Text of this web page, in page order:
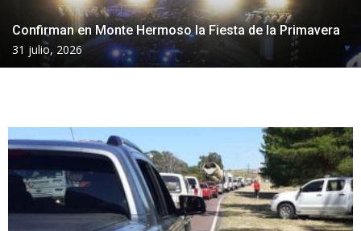
Confirman en Monte Hermoso la Fiesta de la Primavera
31 julio, 2026